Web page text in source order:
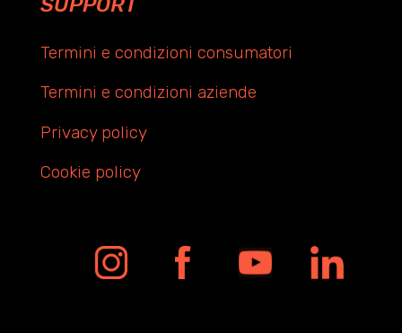
Termini e condizioni consumatori
Termini e condizioni aziende
Privacy policy
Cookie policy